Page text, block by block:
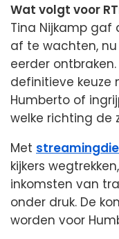
Wat volgt voor
Tina Nijkamp gaf
af te wachten,
eerder
definitieve keuze
Humberto of
welke richting de
Met
kijkers
inkomsten van
onder druk. De
worden voor